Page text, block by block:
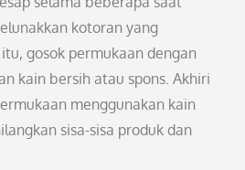
kotoran yang
gosok permukaan dengan
kain bersih atau spons. Akhiri
menggunakan kain
sisa-sisa produk dan